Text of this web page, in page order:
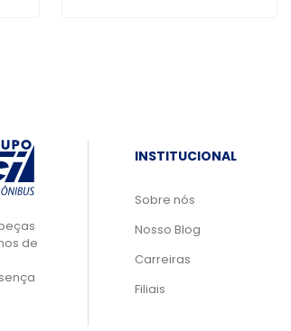
de
INSTITUCIONAL
Sobre nós
Nosso Blog
Carreiras
Filiais